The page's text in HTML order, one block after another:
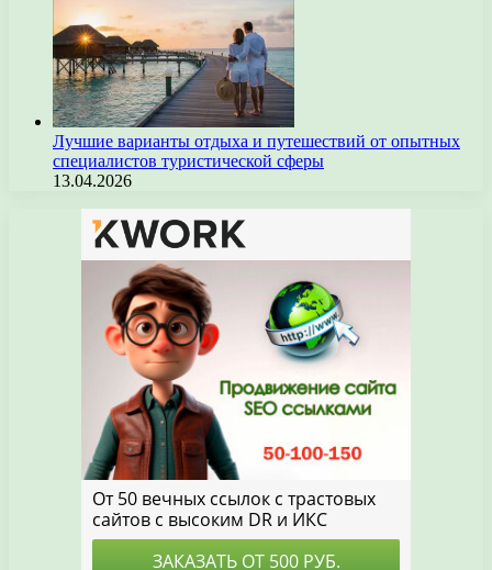
Лучшие варианты отдыха и путешествий от опытных
специалистов туристической сферы
13.04.2026